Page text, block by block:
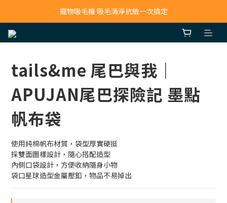
寵物吸毛機 吸毛清淨抗敏一次搞定
寵物吸毛機 吸毛清淨抗敏一次搞定
tails&me 尾巴與我｜
APUJAN尾巴探險記 墨點
帆布袋
使用純棉帆布材質，袋型厚實硬挺
採雙面圖樣設計，隨心搭配造型
內側口袋設計，方便收納隨身小物
袋口星球造型金屬壓釦，物品不易掉出